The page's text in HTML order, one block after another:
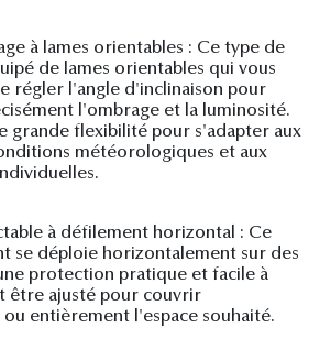
à lames orientables : Ce type de
de lames orientables qui vous
régler l'angle d'inclinaison pour
l'ombrage et la luminosité.
grande flexibilité pour s'adapter aux
météorologiques et aux
à défilement horizontal : Ce
se déploie horizontalement sur des
protection pratique et facile à
être ajusté pour couvrir
entièrement l'espace souhaité.